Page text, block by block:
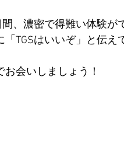
間、濃密で得難い体験が
「TGSはいいぞ」と伝え
会いしましょう！